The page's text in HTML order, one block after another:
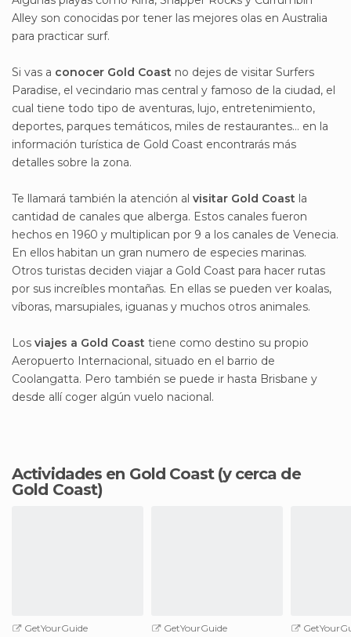
Alley son conocidas por tener las mejores olas en Australia
para practicar surf.
Si vas a conocer Gold Coast no dejes de visitar Surfers
Paradise, el vecindario mas central y famoso de la ciudad, el
cual tiene todo tipo de aventuras, lujo, entretenimiento,
deportes, parques temáticos, miles de restaurantes... en la
información turística de Gold Coast encontrarás más
detalles sobre la zona.
Te llamará también la atención al visitar Gold Coast la
cantidad de canales que alberga. Estos canales fueron
hechos en 1960 y multiplican por 9 a los canales de Venecia.
En ellos habitan un gran numero de especies marinas.
Otros turistas deciden viajar a Gold Coast para hacer rutas
por sus increíbles montañas. En ellas se pueden ver koalas,
víboras, marsupiales, iguanas y muchos otros animales.
Los viajes a Gold Coast tiene como destino su propio
Aeropuerto Internacional, situado en el barrio de
Coolangatta. Pero también se puede ir hasta Brisbane y
desde allí coger algún vuelo nacional.
Actividades en Gold Coast (y cerca de
Gold Coast)
GetYourGuide
GetYourGuide